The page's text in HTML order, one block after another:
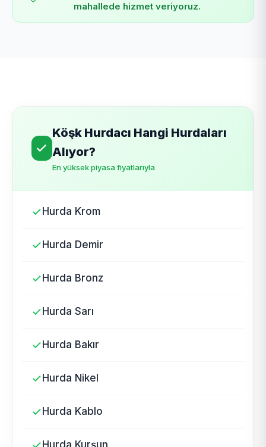
mahallede hizmet veriyoruz.
Köşk Hurdacı Hangi Hurdaları
Alıyor?
En yüksek piyasa fiyatlarıyla
Hurda Krom
Hurda Demir
Hurda Bronz
Hurda Sarı
Hurda Bakır
Hurda Nikel
Hurda Kablo
Hurda Kurşun